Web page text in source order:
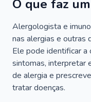
O que faz
Alergologista e
nas alergias e outras
Ele pode identificar a
sintomas, interpretar
de alergia e
tratar doenças.